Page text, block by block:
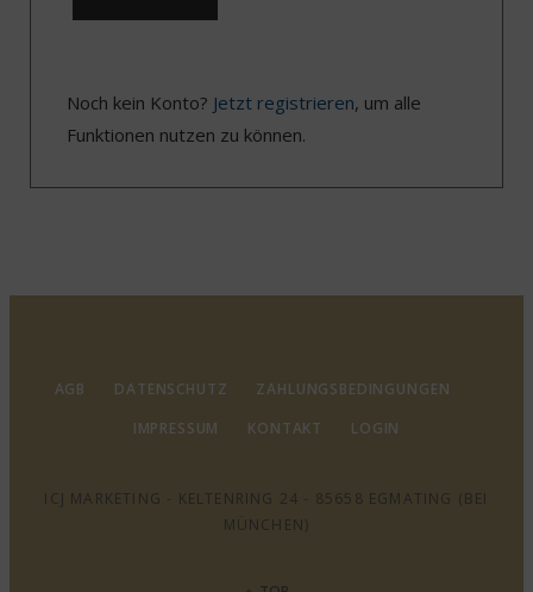
Noch kein Konto? Jetzt registrieren, um alle
Funktionen nutzen zu können.
AGB DATENSCHUTZ
ZAHLUNGSBEDINGUNGEN
IMPRESSUM
KONTAKT LOGIN
ICJ MARKETING - KELTENRING 24 - 85658 EGMATING (BEI
MÜNCHEN)